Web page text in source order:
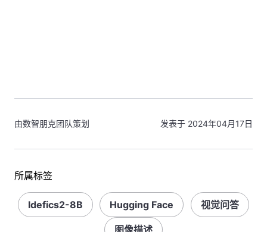
由数智朋克团队策划 发表于 2024年04月17日
所属标签
Idefics2-8B Hugging Face 视觉问答
图像描述